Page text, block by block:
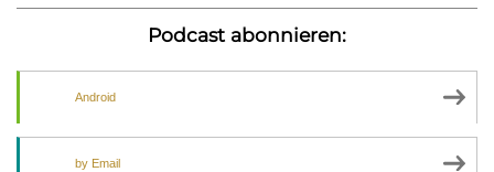
Podcast abonnieren:
Android
by Email